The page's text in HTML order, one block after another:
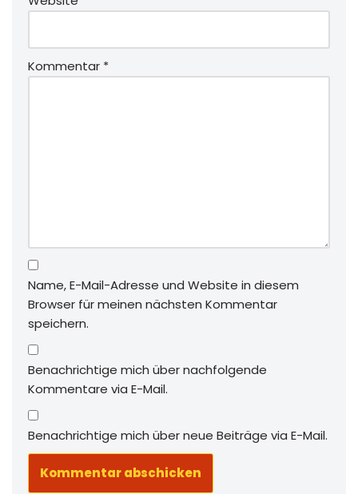
Kommentar *
Name, E-Mail-Adresse und Website in diesem
Browser für meinen nächsten Kommentar
speichern.
Benachrichtige mich über nachfolgende
Kommentare via E-Mail.
Benachrichtige mich über neue Beiträge via E-Mail.